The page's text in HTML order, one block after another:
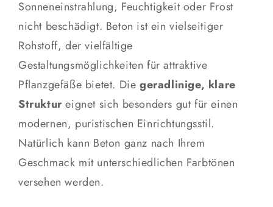
Sonneneinstrahlung, Feuchtigkeit oder Frost
nicht beschädigt. Beton ist ein vielseitiger
Rohstoff, der vielfältige
Gestaltungsmöglichkeiten für attraktive
Pflanzgefäße bietet. Diegeradlinige, klare
Struktur eignet sich besonders gut für einen
modernen, puristischen Einrichtungsstil.
Natürlich kann Beton ganz nach Ihrem
Geschmack mit unterschiedlichen Farbtönen
versehen werden.